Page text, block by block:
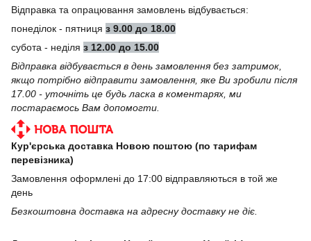
Відправка та опрацювання замовлень відбувається:
понеділок - пятниця з 9.00 до 18.00
субота - неділя з 12.00 до 15.00
Відправка відбувається в день замовлення без затримок,
якщо потрібно відправити замовлення, яке Ви зробили після
17.00 - уточніть це будь ласка в коментарях, ми
постараємось Вам допомогти.
Кур'єрська доставка Новою поштою (по тарифам
перевізника)
Замовлення оформлені до 17:00 відправляються в той же
день
Безкоштовна доставка на адресну доставку не діє.